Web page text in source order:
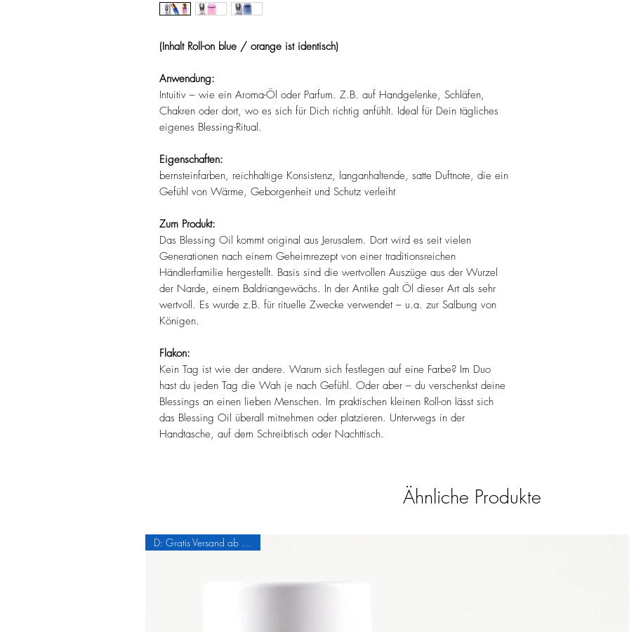
(Inhalt Roll-on blue / orange ist identisch)
Anwendung:
Intuitiv – wie ein Aroma-Öl oder Parfum. Z.B. auf Handgelenke, Schläfen,
Chakren oder dort, wo es sich für Dich richtig anfühlt. Ideal für Dein tägliches
eigenes Blessing-Ritual.
Eigenschaften:
bernsteinfarben, reichhaltige Konsistenz, langanhaltende, satte Duftnote, die ein
Gefühl von Wärme, Geborgenheit und Schutz verleiht
Zum Produkt:
Das Blessing Oil kommt original aus Jerusalem. Dort wird es seit vielen
Generationen nach einem Geheimrezept von einer traditionsreichen
Händlerfamilie hergestellt. Basis sind die wertvollen Auszüge aus der Wurzel
der Narde, einem Baldriangewächs. In der Antike galt Öl dieser Art als sehr
wertvoll. Es wurde z.B. für rituelle Zwecke verwendet – u.a. zur Salbung von
Königen.
Flakon:
Kein Tag ist wie der andere. Warum sich festlegen auf eine Farbe? Im Duo
hast du jeden Tag die Wah je nach Gefühl. Oder aber – du verschenkst deine
Blessings an einen lieben Menschen. Im praktischen kleinen Roll-on lässt sich
das Blessing Oil überall mitnehmen oder platzieren. Unterwegs in der
Handtasche, auf dem Schreibtisch oder Nachttisch.
Ähnliche Produkte
D: Gratis Versand ab 2 Flakons